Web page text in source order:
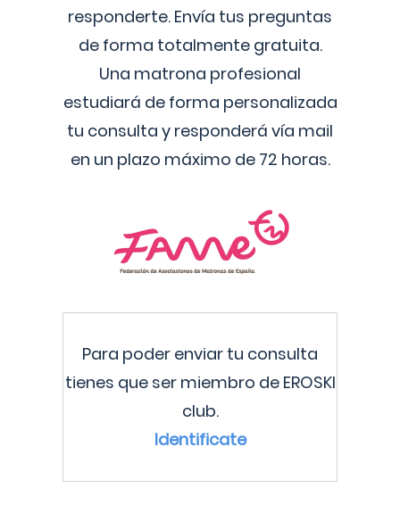
responderte. Envía tus preguntas
de forma totalmente gratuita.
Una matrona profesional
estudiará de forma personalizada
tu consulta y responderá vía mail
en un plazo máximo de 72 horas.
Para poder enviar tu consulta
tienes que ser miembro de EROSKI
club.
Identificate